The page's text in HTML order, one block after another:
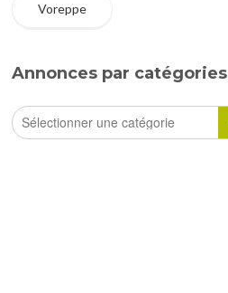
Voreppe
Annonces par catégories